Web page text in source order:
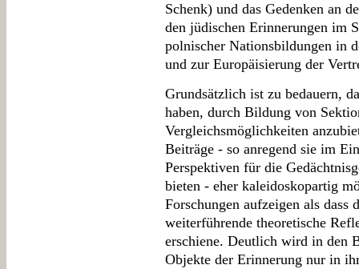
Schenk) und das Gedenken an
den jüdischen Erinnerungen im
polnischer Nationsbildungen in
und zur Europäisierung der
Grundsätzlich ist zu bedauern,
haben, durch Bildung von
Vergleichsmöglichkeiten
Beiträge - so anregend sie im
Perspektiven für die
bieten - eher kaleidoskopartig
Forschungen aufzeigen als dass
weiterführende theoretische
erschiene. Deutlich wird in den
Objekte der Erinnerung nur in